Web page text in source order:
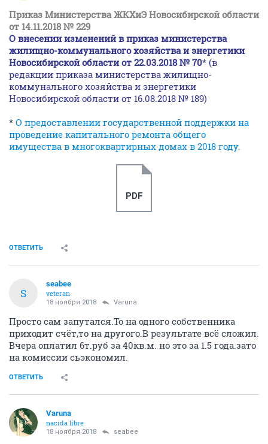
Приказ Министерства ЖКХиЭ Новосибирской области
от 14.11.2018 № 229
О внесении изменений в приказ министерства
жилищно-коммунального хозяйства и энергетики
Новосибирской области от 22.03.2018 № 70* (в
редакции приказа министерства жилищно-
коммунального хозяйства и энергетики
Новосибирской области от 16.08.2018 № 189)
* О предоставлении государственной поддержки на
проведение капитального ремонта общего
имущества в многоквартирных домах в 2018 году.
PDF
ОТВЕТИТЬ
S
seabee
veteran
18 ноября 2018 Varuna
Просто сам запутался.То на одного собственника
приходит счёт,то на другого.В результате всё сложил.
Вчера оплатил 6т.руб за 40кв.м. но это за 1.5 года.зато
на комиссии сьэкономил.
ОТВЕТИТЬ
Varuna
nacida libre
18 ноября 2018 seabee